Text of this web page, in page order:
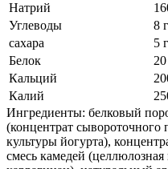
Натрий
Углеводы
8 г
сахара
5 г
Белок
Кальций
Калий
Ингредиенты: белковый
(концентрат сывороточного
культуры йогурта),
смесь камедей (целлюлозная